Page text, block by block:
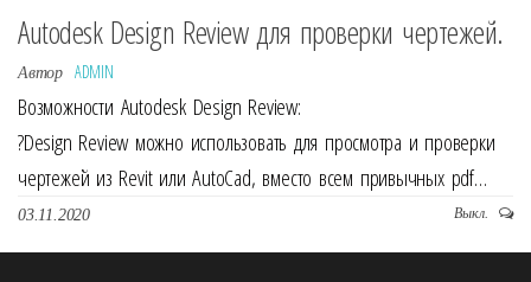
Autodesk Design Review для проверки чертежей.
Автор ADMIN
Возможности Autodesk Design Review:
?Design Review можно использовать для просмотра и проверки
чертежей из Revit или AutoCad, вместо всем привычных pdf…
03.11.2020 Выкл.